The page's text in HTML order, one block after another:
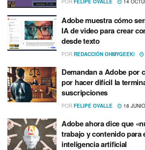
Adobe muestra cómo
IA de video para crear
desde texto
POR REDACCIÓN OHMYGEEK!
Demandan a Adobe por
por hacer difícil la
suscripciones
POR FELIPE OVALLE 18
Adobe ahora dice que
trabajo y contenido para
inteligencia artificial